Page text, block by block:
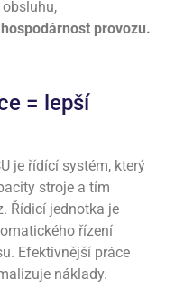
provozu.
= lepší
je řídící systém, který
stroje a tím
Řídicí jednotka je
řízení
Efektivnější práce
náklady.